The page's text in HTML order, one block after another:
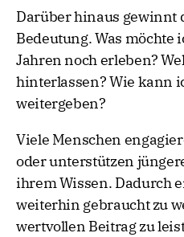
Darüber hinaus gewinnt
Bedeutung. Was
Jahren noch erleben?
hinterlassen? Wie kann
weitergeben?
Viele Menschen
oder unterstützen
ihrem Wissen. Dadurch
weiterhin gebraucht zu
wertvollen Beitrag zu